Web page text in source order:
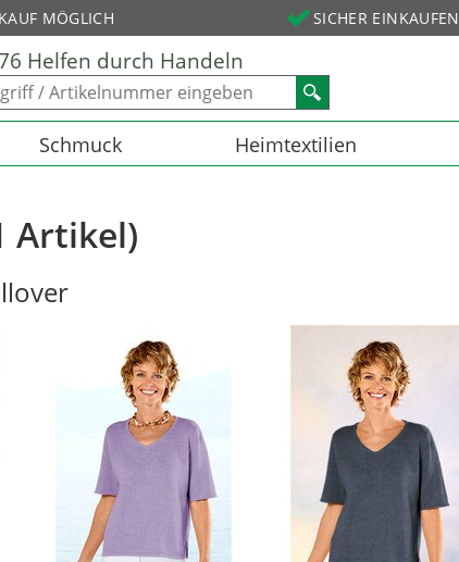
MÖGLICH SICHER EINKAUFEN
Helfen durch Handeln
Schmuck Heimtextilien
Artikel)